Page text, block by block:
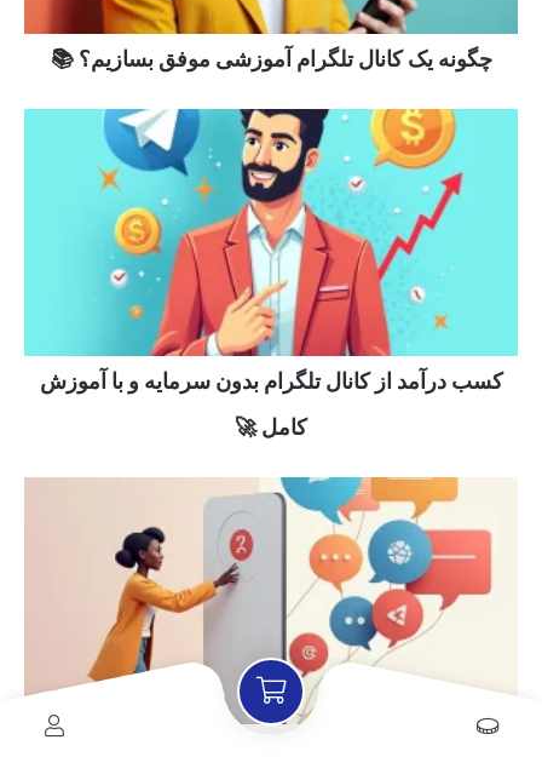
چگونه یک کانال تلگرام آموزشی موفق بسازیم؟ 📚
کسب درآمد از کانال تلگرام بدون سرمایه و با آموزش
کامل 🚀